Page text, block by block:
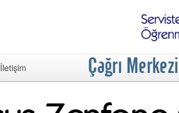
İletişim